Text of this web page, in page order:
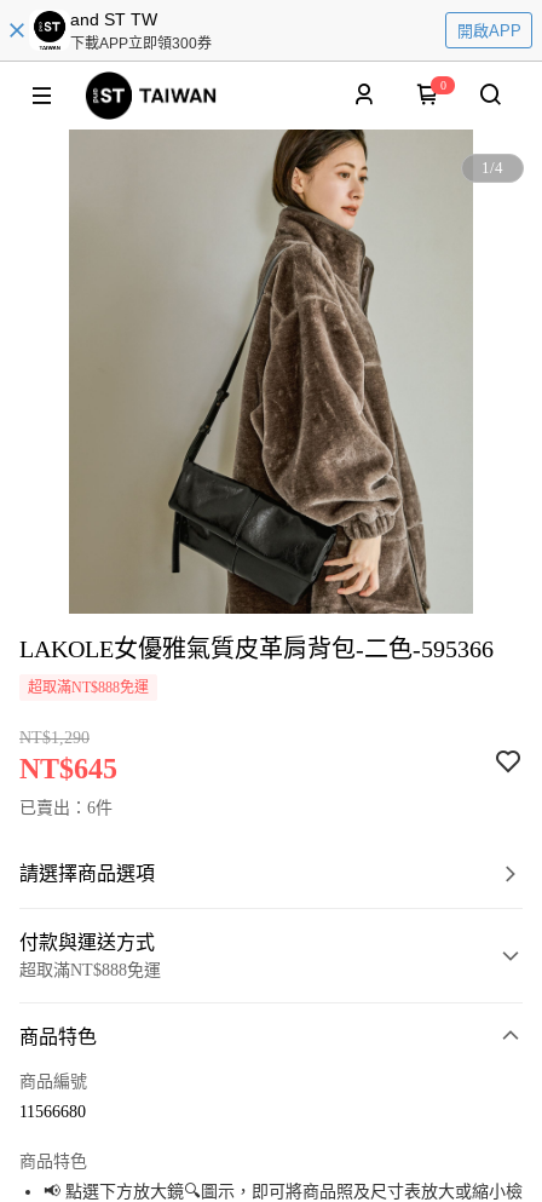
and ST TW
下載APP立即領300券
開啟APP
0
1/4
LAKOLE女優雅氣質皮革肩背包-二色-595366
超取滿NT$888免運
NT$1,290
NT$645
已賣出：6件
請選擇商品選項
付款與運送方式
超取滿NT$888免運
信用卡一次付款
Apple Pay
商品特色
商品編號
11566680
商品特色
📢 點選下方放大鏡🔍圖示，即可將商品照及尺寸表放大或縮小檢